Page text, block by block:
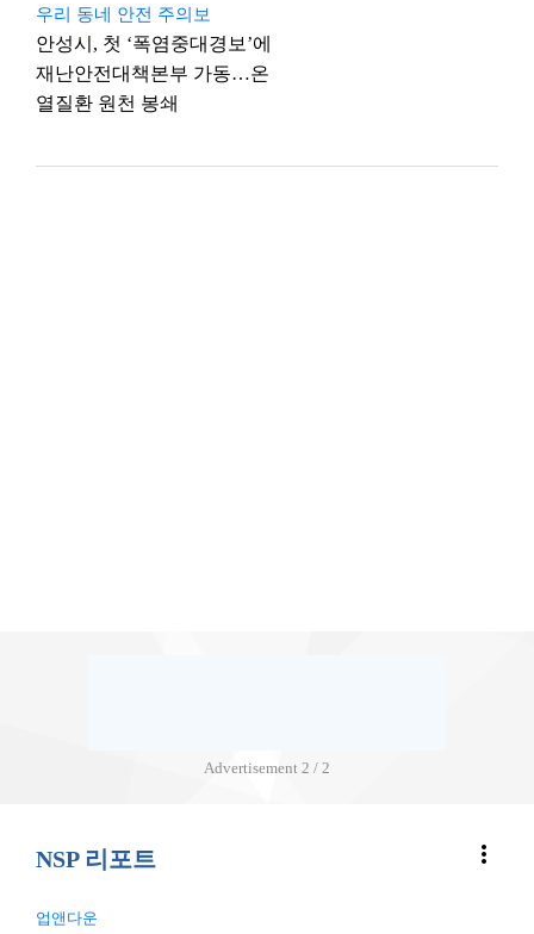
우리 동네 안전 주의보
안성시, 첫 ‘폭염중대경보’에
재난안전대책본부 가동…온
열질환 원천 봉쇄
Advertisement 2 / 2
NSP 리포트 more_vert
업앤다운